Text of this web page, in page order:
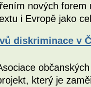
nových
i Evropě jako
diskriminace v
který je